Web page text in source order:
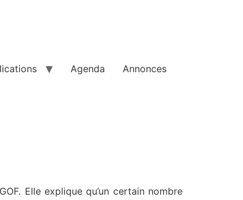
Agenda Annonces
Elle explique qu’un certain nombre